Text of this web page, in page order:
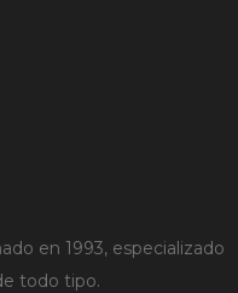
en 1993, especializado
todo tipo.